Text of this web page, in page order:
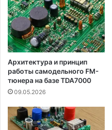
Архитектура и принцип
работы самодельного FM-
тюнера на базе TDA7000
09.05.2026